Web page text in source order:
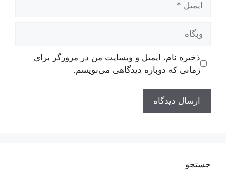
وبگاه
ذخیره نام، ایمیل و وبسایت من در مرورگر برای
زمانی که دوباره دیدگاهی می‌نویسم.
جستجو